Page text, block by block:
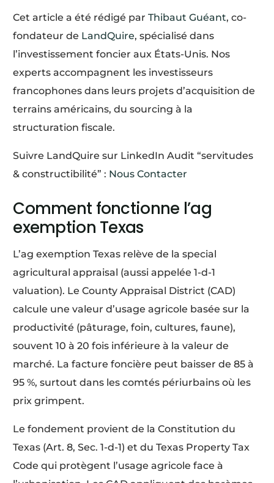
Cet article a été rédigé parThibaut Guéant, co-
fondateur de LandQuire, spécialisé dans
l’investissement foncier aux États-Unis. Nos
experts accompagnent les investisseurs
francophones dans leurs projets d’acquisition de
terrains américains, du sourcing à la
structuration fiscale.
Suivre LandQuire sur LinkedIn Audit “servitudes
& constructibilité” : Nous Contacter
Comment fonctionne l’ag
exemption Texas
L’ag exemption Texas relève de la special
agricultural appraisal (aussi appelée 1-d-1
valuation). Le County Appraisal District (CAD)
calcule une valeur d’usage agricole basée sur la
productivité (pâturage, foin, cultures, faune),
souvent 10 à 20 fois inférieure à la valeur de
marché. La facture foncière peut baisser de 85 à
95 %, surtout dans les comtés périurbains où les
prix grimpent.
Le fondement provient de la Constitution du
Texas (Art. 8, Sec. 1-d-1) et du Texas Property Tax
Code qui protègent l’usage agricole face à